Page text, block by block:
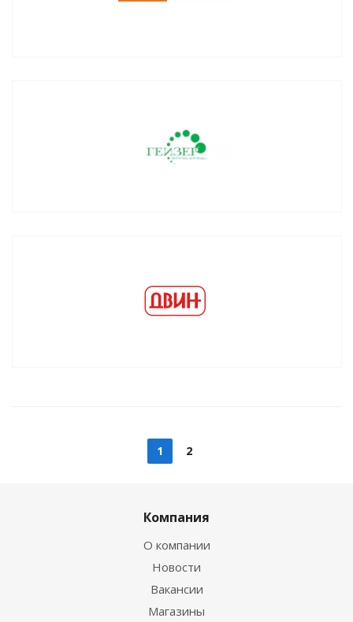
1 2
Компания
О компании
Новости
Вакансии
Магазины